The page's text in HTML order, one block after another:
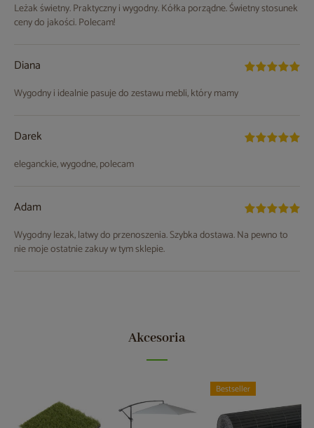
Leżak świetny. Praktyczny i wygodny. Kółka porządne. Świetny stosunek
ceny do jakości. Polecam!
Diana
Wygodny i idealnie pasuje do zestawu mebli, który mamy
Darek
eleganckie, wygodne, polecam
Adam
Wygodny lezak, latwy do przenoszenia. Szybka dostawa. Na pewno to
nie moje ostatnie zakuy w tym sklepie.
Akcesoria
Bestseller